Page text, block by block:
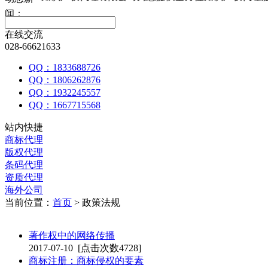
闻：
在线交流
028-66621633
QQ：1833688726
QQ：1806262876
QQ：1932245557
QQ：1667715568
站内快捷
商标代理
版权代理
条码代理
资质代理
海外公司
当前位置： 首页 > 政策法规
著作权中的网络传播
2017-07-10 [点击次数4728]
商标注册：商标侵权的要素